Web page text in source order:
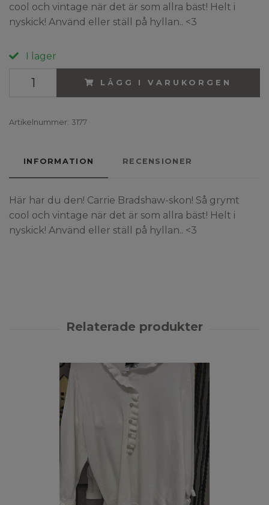
cool och vintage när det är som allra bäst! Helt i
nyskick! Använd eller ställ på hyllan.. <3
I lager
LÄGG I VARUKORGEN
Artikelnummer: 3177
INFORMATION RECENSIONER
Här har du den! Carrie Bradshaw-skon! Så grymt
cool och vintage när det är som allra bäst! Helt i
nyskick! Använd eller ställ på hyllan.. <3